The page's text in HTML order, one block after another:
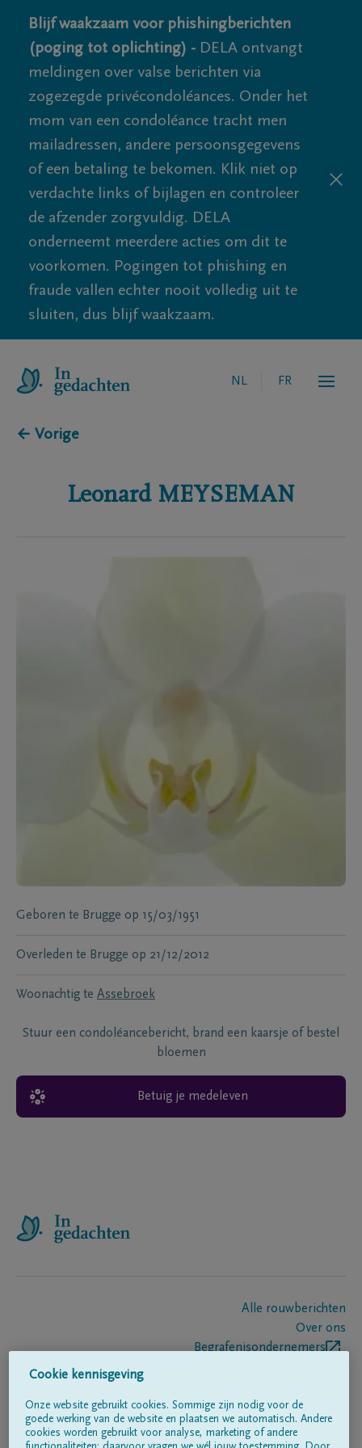
Blijf waakzaam voor phishingberichten
(poging tot oplichting) - DELA ontvangt
meldingen over valse berichten via
zogezegde privécondoléances. Onder het
mom van een condoléance tracht men
mailadressen, andere persoonsgegevens
of een betaling te bekomen. Klik niet op
verdachte links of bijlagen en controleer
de afzender zorgvuldig. DELA
onderneemt meerdere acties om dit te
voorkomen. Pogingen tot phishing en
fraude vallen echter nooit volledig uit te
sluiten, dus blijf waakzaam.
NL FR
← Vorige
Leonard MEYSEMAN
Geboren te Brugge op 15/03/1951
Overleden te Brugge op 21/12/2012
Woonachtig te Assebroek
Stuur een condoléancebericht, brand een kaarsje of bestel
bloemen
Betuig je medeleven
Alle rouwberichten
Over ons
Begrafenisondernemers
Volg ons op
Cookie kennisgeving
Onze website gebruikt cookies. Sommige zijn nodig voor de
goede werking van de website en plaatsen we automatisch. Andere
cookies worden gebruikt voor analyse, marketing of andere